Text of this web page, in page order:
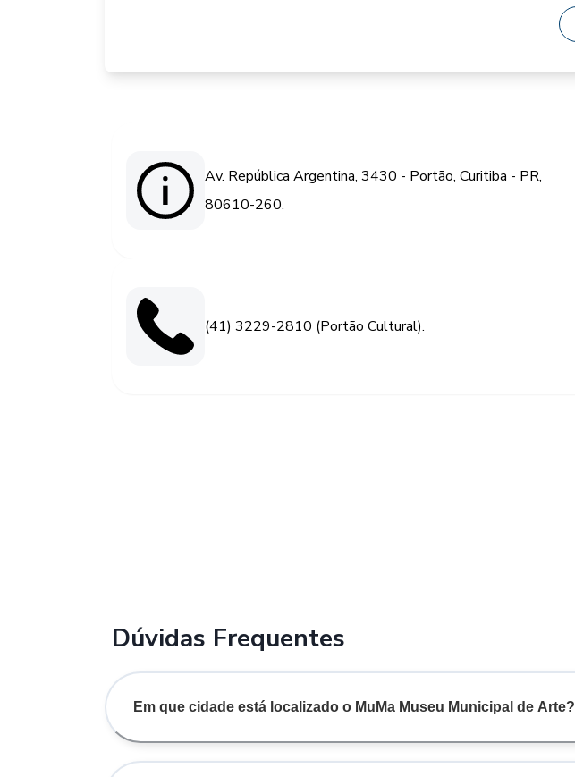
Av. República Argentina, 3430 - Portão, Curitiba - PR,
80610-260.
(41) 3229-2810 (Portão Cultural).
Dúvidas Frequentes
Em que cidade está localizado o MuMa Museu Municipal de Arte?